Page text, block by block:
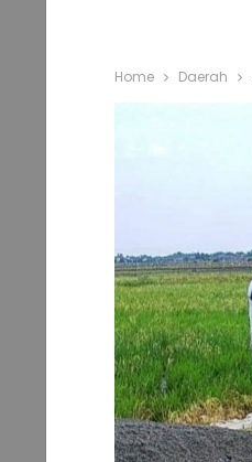
Home Daerah